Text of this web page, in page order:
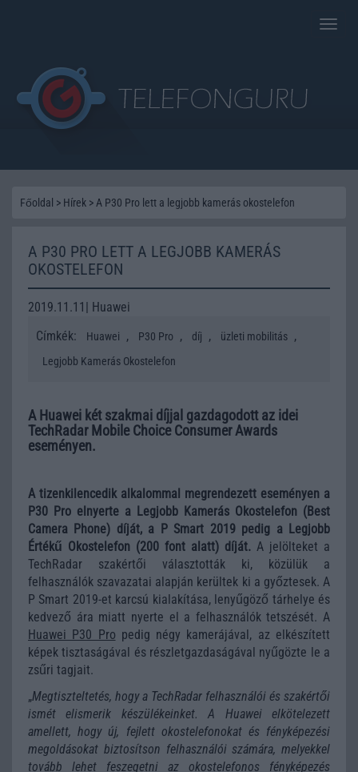
Toggle
Főoldal > Hírek > A P30 Pro lett a legjobb kamerás okostelefon
A P30 PRO LETT A LEGJOBB KAMERÁS
OKOSTELEFON
2019.11.11| Huawei
Címkék:
Huawei , P30 Pro , díj , üzleti mobilitás ,
Legjobb Kamerás Okostelefon
A Huawei két szakmai díjjal gazdagodott az idei
TechRadar Mobile Choice Consumer Awards
eseményen.
A tizenkilencedik alkalommal megrendezett eseményen a
P30 Pro elnyerte a Legjobb Kamerás Okostelefon (Best
Camera Phone) díját, a P Smart 2019 pedig a Legjobb
Értékű Okostelefon (200 font alatt) díját. A jelölteket a
TechRadar szakértői választották ki, közülük a
felhasználók szavazatai alapján kerültek ki a győztesek. A
P Smart 2019-et karcsú kialakítása, lenyűgöző tárhelye és
kedvező ára miatt nyerte el a felhasználók tetszését. A
Huawei P30 Pro pedig négy kamerájával, az elkészített
képek tisztaságával és részletgazdaságával nyűgözte le a
zsűri tagjait.
„Megtiszteltetés, hogy a TechRadar felhasználói és szakértői
ismét elismerik készülékeinket. A Huawei elkötelezett
amellett, hogy új, fejlett okostelefonokat és fényképezési
megoldásokat biztosítson felhasználói számára, melyekkel
tovább lehet feszegetni az okostelefonos fényképezés